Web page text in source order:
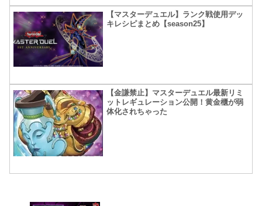
【マスターデュエル】ランク戦使用デッ
キレシピまとめ【season25】
【金謙禁止】マスターデュエル最新リミ
ットレギュレーション公開！黄金櫃が弱
体化されちゃった